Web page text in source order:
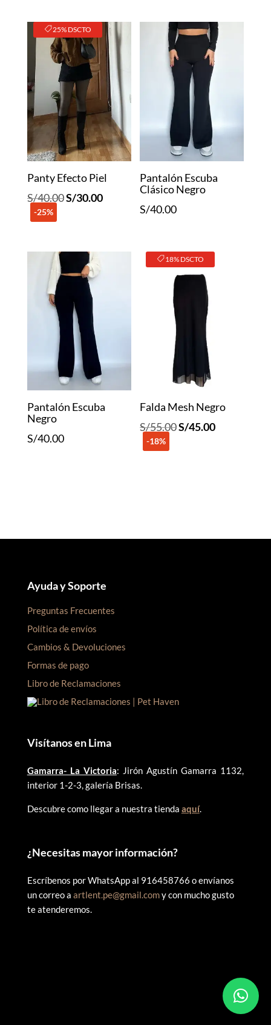
25% DSCTO
Panty Efecto Piel
S/40.00El
S/40.00.
S/30.00El
-25%
Pantalón Escuba
Clásico Negro
S/40.00
Pantalón Escuba
Negro
S/40.00
18% DSCTO
Falda Mesh Negro
S/55.00El
S/45.00El
-18%
Ayuda y Soporte
Preguntas Frecuentes
Política de envíos
Cambios & Devoluciones
Formas de pago
Libro de Reclamaciones
Visítanos en Lima
Gamarra- La Victoria: Jirón Agustín Gamarra 1132,
interior 1-2-3, galería Brisas.
Descubre como llegar a nuestra tienda aquí.
¿Necesitas mayor información?
Escríbenos por WhatsApp al 916458766 o envíanos
un correo a artlent.pe@gmail.comy con mucho gusto
te atenderemos.
2025 ARTLENT PERÚ – RUC:20606409207 – Todos los